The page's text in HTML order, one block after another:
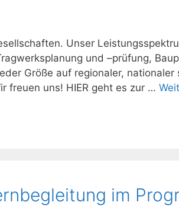
Unser
und –prüfung,
Größe auf regionaler, nationaler
freuen uns! HIER geht es zur …
im